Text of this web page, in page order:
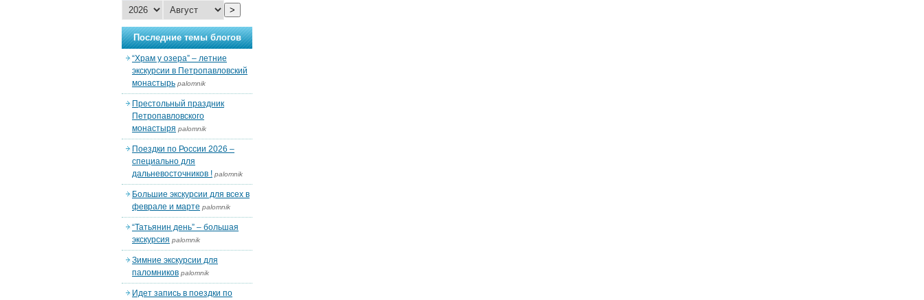
>
Последние темы блогов
“Храм у озера” – летние
экскурсии в Петропавловский
монастырь palomnik
Престольный праздник
Петропавловского
монастыря palomnik
Поездки по России 2026 –
специально для
дальневосточников ! palomnik
Большие экскурсии для всех в
феврале и марте palomnik
“Татьянин день” – большая
экскурсия palomnik
Зимние экскурсии для
паломников palomnik
Идет запись в поездки по